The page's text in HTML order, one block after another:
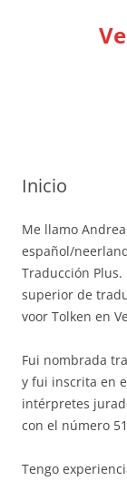
Inicio
Me llamo
español/
Traducción
superior de
voor Tolken en
Fui nombrada
y fui inscrita en
intérpretes
con el número
Tengo